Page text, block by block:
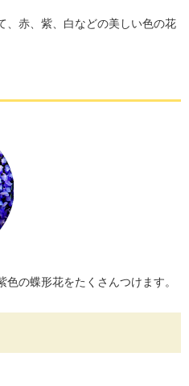
、赤、紫、白などの美しい色の花
の蝶形花をたくさんつけます。